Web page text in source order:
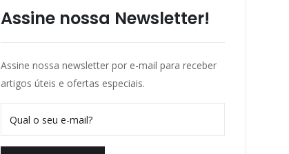
Assine nossa Newsletter!
Assine nossa newsletter por e-mail para receber
artigos úteis e ofertas especiais.